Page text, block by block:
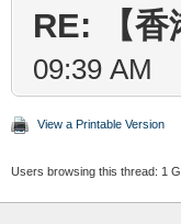
RE: 【香
09:39 AM
View a Printable Version
Users browsing this thread: 1